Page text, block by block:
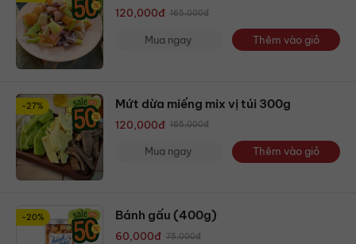
120,000đ 165,000đ
Mua ngay Thêm vào giỏ
-27% Mứt dừa miếng mix vị túi 300g
120,000đ 165,000đ
Mua ngay Thêm vào giỏ
-20% Bánh gấu (400g)
60,000đ 75,000đ